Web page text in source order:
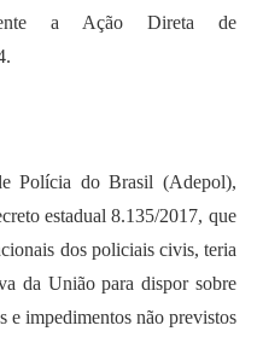
a Ação Direta de
Polícia do Brasil (Adepol),
estadual 8.135/2017, que
dos policiais civis, teria
da União para dispor sobre
e impedimentos não previstos